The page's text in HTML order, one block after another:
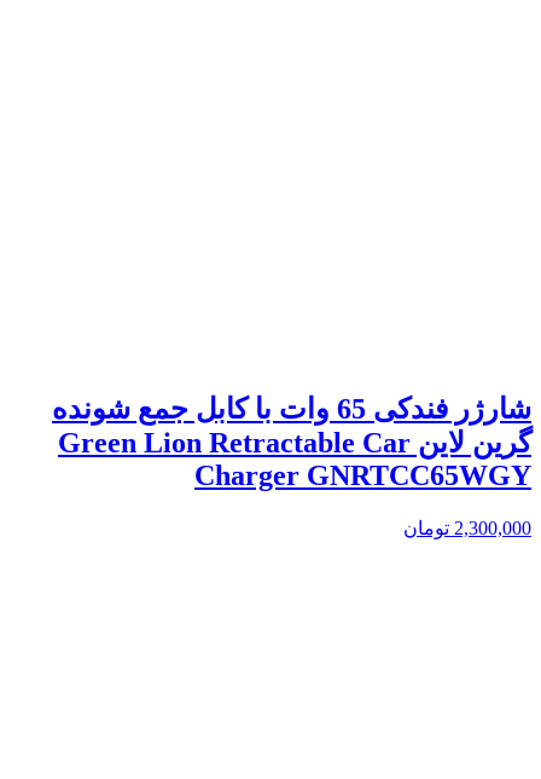
شارژر فندکی 65 وات با کابل جمع شونده
گرین لاین Green Lion Retractable Car
Charger GNRTCC65WGY
2,300,000 تومان